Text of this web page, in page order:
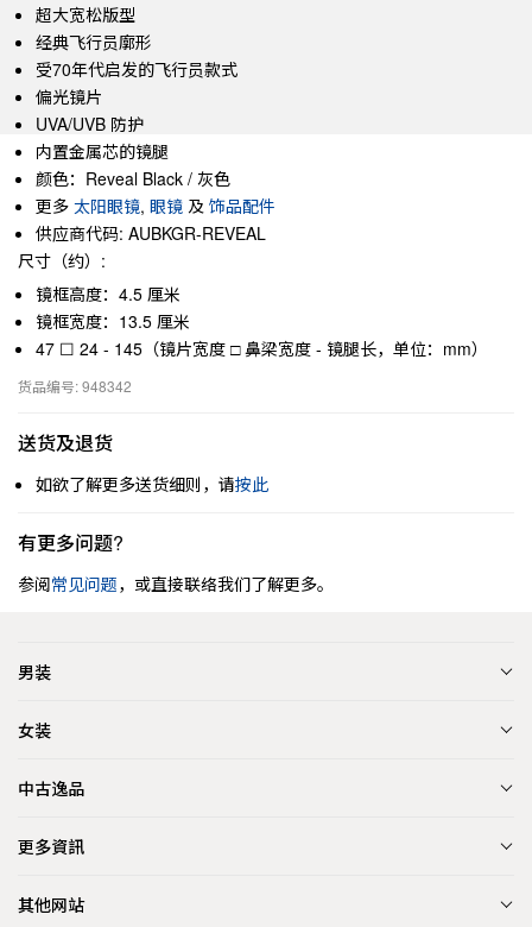
超大宽松版型
经典飞行员廓形
受70年代启发的飞行员款式
偏光镜片
UVA/UVB 防护
内置金属芯的镜腿
颜色：Reveal Black / 灰色
更多 太阳眼镜, 眼镜 及 饰品配件
供应商代码: AUBKGR-REVEAL
尺寸（约）:
镜框高度：4.5 厘米
镜框宽度：13.5 厘米
47 ☐ 24 - 145（镜片宽度 □ 鼻梁宽度 - 镜腿长，单位：mm）
货品编号: 948342
送货及退货
如欲了解更多送货细则，请按此
有更多问题?
参阅常见问题，或直接联络我们了解更多。
男装
女装
中古逸品
更多資訊
其他网站